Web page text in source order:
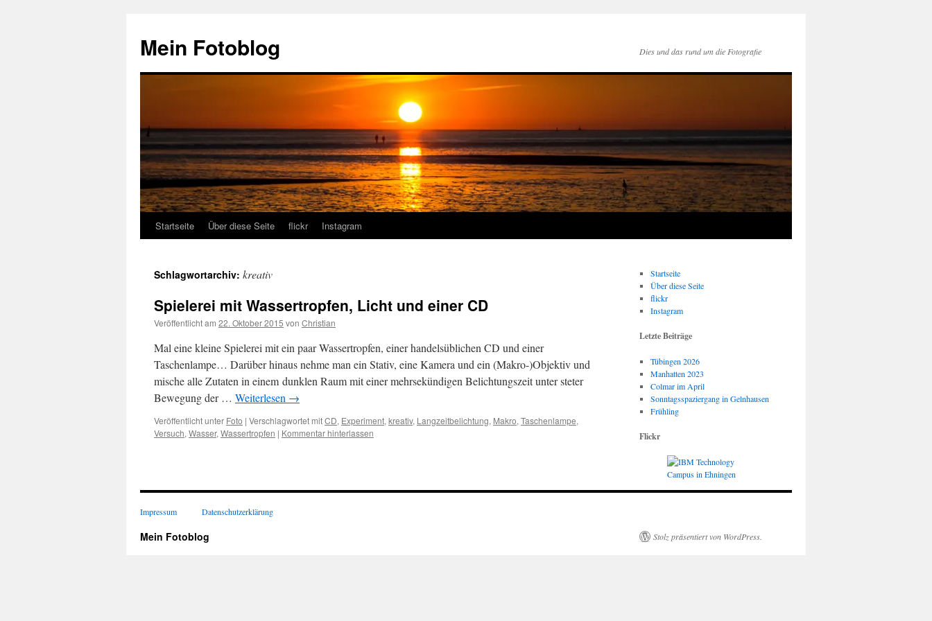
springen
Mein Fotoblog Dies und das rund um die Fotografie
Startseite Über diese Seite flickr Instagram
Schlagwortarchiv: kreativ
Spielerei mit Wassertropfen, Licht und einer CD
Veröffentlicht am 22. Oktober 2015 von Christian
Mal eine kleine Spielerei mit ein paar Wassertropfen, einer handelsüblichen CD und einer
Taschenlampe… Darüber hinaus nehme man ein Stativ, eine Kamera und ein (Makro-)Objektiv und
mische alle Zutaten in einem dunklen Raum mit einer mehrsekündigen Belichtungszeit unter steter
Bewegung der … Weiterlesen →
Veröffentlicht unter Foto | Verschlagwortet mitCD, Experiment, kreativ, Langzeitbelichtung, Makro, Taschenlampe,
Versuch, Wasser, Wassertropfen | Kommentar hinterlassen
Startseite
Über diese Seite
flickr
Instagram
Letzte Beiträge
Tübingen 2026
Manhatten 2023
Colmar im April
Sonntagsspaziergang in Gelnhausen
Frühling
Flickr
Impressum Datenschutzerklärung
Mein Fotoblog Stolz präsentiert von WordPress.